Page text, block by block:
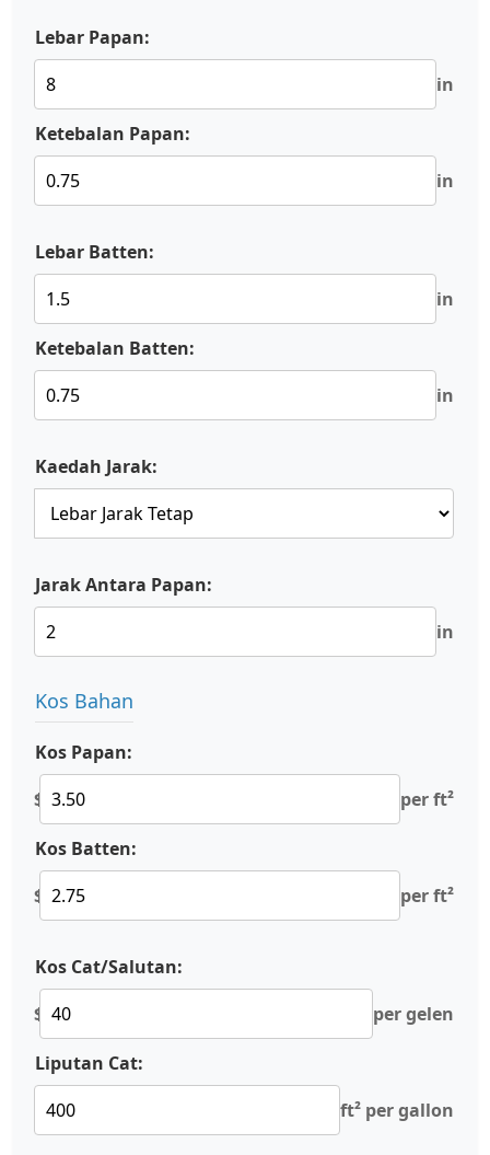
Lebar Papan:
in
Ketebalan Papan:
in
Lebar Batten:
in
Ketebalan Batten:
in
Kaedah Jarak:
Jarak Antara Papan:
in
Kos Bahan
Kos Papan:
$
per ft²
Kos Batten:
$
per ft²
Kos Cat/Salutan:
$
per gelen
Liputan Cat:
ft² per gallon